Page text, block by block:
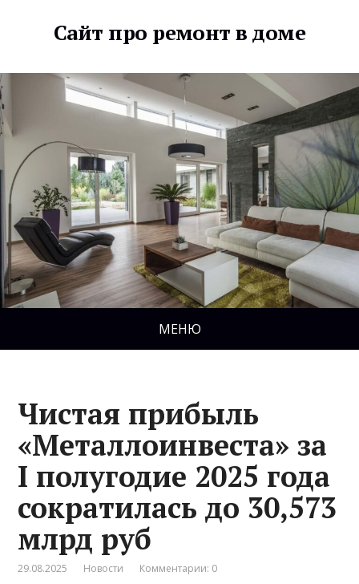
Сайт про ремонт в доме
МЕНЮ
Чистая прибыль
«Металлоинвеста» за
I полугодие 2025 года
сократилась до 30,573
млрд руб
29.08.2025 Новости Комментарии: 0